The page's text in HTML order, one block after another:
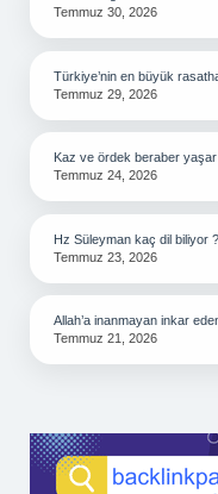
Temmuz 30, 2026
Türkiye’nin en büyük
Temmuz 29, 2026
Kaz ve ördek beraber yaşar
Temmuz 24, 2026
Hz Süleyman kaç dil biliyor ?
Temmuz 23, 2026
Allah’a inanmayan inkar
Temmuz 21, 2026